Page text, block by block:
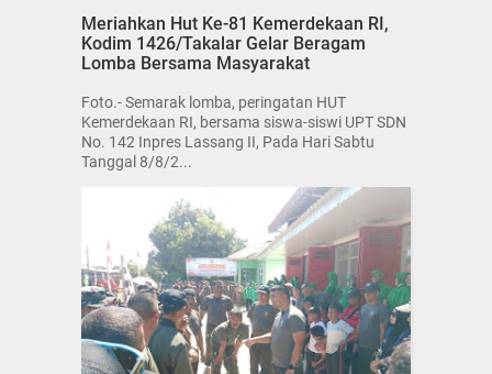
Meriahkan Hut Ke-81 Kemerdekaan RI,
Kodim 1426/Takalar Gelar Beragam
Lomba Bersama Masyarakat
Foto.- Semarak lomba, peringatan HUT
Kemerdekaan RI, bersama siswa-siswi UPT SDN
No. 142 Inpres Lassang II, Pada Hari Sabtu
Tanggal 8/8/2...